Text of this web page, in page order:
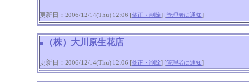
更新日：2006/12/14(Thu) 12:06 [修正・削除] [管理者に通知]
■ （株）大川原生花店
更新日：2006/12/14(Thu) 12:06 [修正・削除] [管理者に通知]